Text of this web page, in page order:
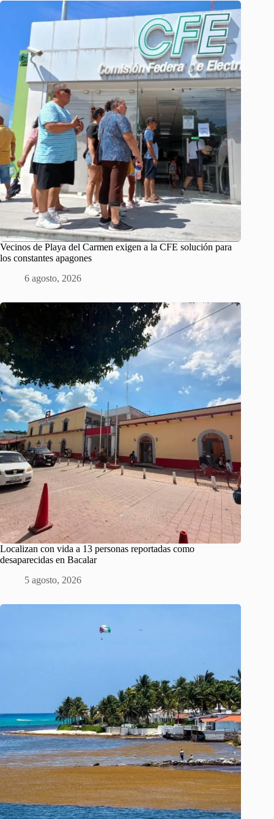
Vecinos de Playa del Carmen exigen a la CFE solución para
los constantes apagones
6 agosto, 2026
Localizan con vida a 13 personas reportadas como
desaparecidas en Bacalar
5 agosto, 2026